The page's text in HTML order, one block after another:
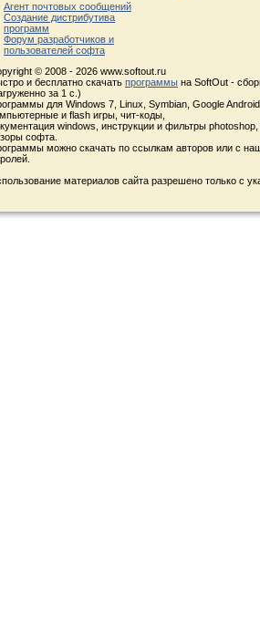
Агент почтовых сообщений
Создание дистрибутива
программ
Форум разработчиков и
пользователей софта
© 2008 - 2026 www.softout.ru
и бесплатно скачать программы на SoftOut -
за 1 с.)
для Windows 7, Linux, Symbian, Google
и flash игры, чит-коды,
windows, инструкции и фильтры
софта.
можно скачать по ссылкам авторов или с
материалов сайта разрешено только с